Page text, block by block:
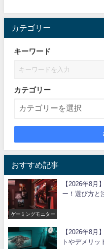
カテゴリー
キーワード
カテゴリー
おすすめ記事
ゲーミングモニター
【2026年8月
ー！選び方と
【2026年8月
トやデメリッ